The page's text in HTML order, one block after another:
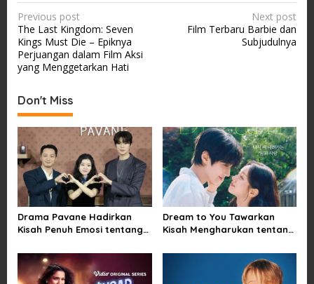
P
o
s
t
n
a
v
i
g
a
t
i
o
n
Previous post
The Last Kingdom: Seven
Kings Must Die – Epiknya
Perjuangan dalam Film Aksi
yang Menggetarkan Hati
Next post
Film Terbaru Barbie dan
Subjudulnya
Don't Miss
Drama Pavane Hadirkan
Kisah Penuh Emosi tentang
Kesempatan Memulai
Kembali
Dream to You Tawarkan
Kisah Mengharukan tentang
yang Sempat Tertunda